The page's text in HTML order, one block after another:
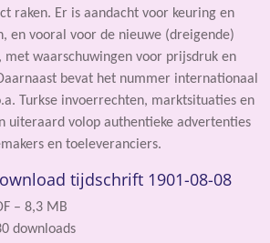
raken. Er is aandacht voor keuring en
en vooral voor de nieuwe (dreigende)
met waarschuwingen voor prijsdruk en
bevat het nummer internationaal
Turkse invoerrechten, marktsituaties en
uiteraard volop authentieke advertenties
en toeleveranciers.
tijdschrift 1901-08-08
– 8,3 MB
downloads